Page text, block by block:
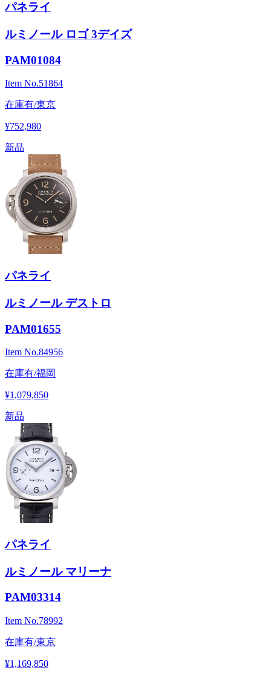
パネライ
ルミノール ロゴ 3デイズ
PAM01084
Item No.51864
在庫有/東京
¥752,980
新品
パネライ
ルミノール デストロ
PAM01655
Item No.84956
在庫有/福岡
¥1,079,850
新品
パネライ
ルミノール マリーナ
PAM03314
Item No.78992
在庫有/東京
¥1,169,850